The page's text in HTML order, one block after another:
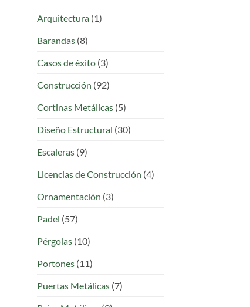
Arquitectura(1)
Barandas(8)
Casos de éxito(3)
Construcción (92)
Cortinas Metálicas(5)
Diseño Estructural (30)
Escaleras(9)
Licencias de Construcción (4)
Ornamentación (3)
Padel (57)
Pérgolas(10)
Portones(11)
Puertas Metálicas(7)